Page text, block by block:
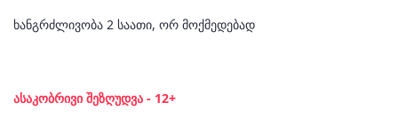
ხანგრძლივობა 2 საათი, ორ მოქმედებად
ასაკობრივი შეზღუდვა - 12+